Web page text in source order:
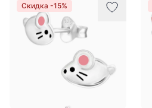
Скидка -15%